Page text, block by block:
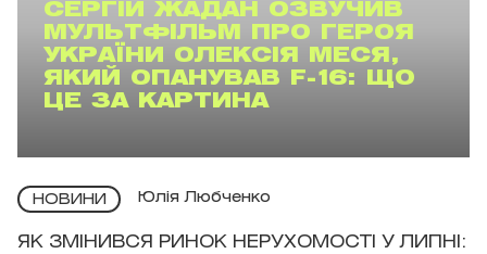
СЕРГІЙ ЖАДАН ОЗВУЧИВ
МУЛЬТФІЛЬМ ПРО ГЕРОЯ
УКРАЇНИ ОЛЕКСІЯ МЕСЯ,
ЯКИЙ ОПАНУВАВ F-16: ЩО
ЦЕ ЗА КАРТИНА
НОВИНИ Юлія Любченко
ЯК ЗМІНИВСЯ РИНОК НЕРУХОМОСТІ У ЛИПНІ: